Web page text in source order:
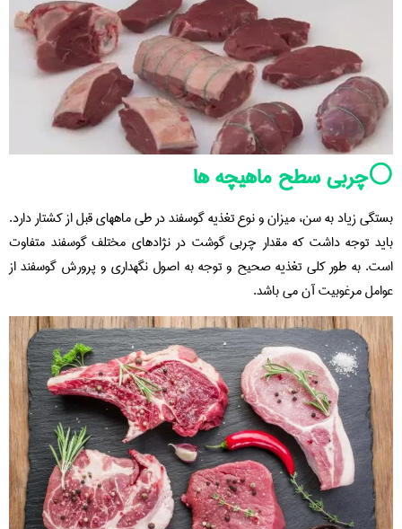
⚪️چربی سطح ماهیچه ها
بستگی زیاد به سن، میزان و نوع تغذیه گوسفند در طی ماههای قبل از کشتار دارد.
باید توجه داشت که مقدار چربی گوشت در نژادهای مختلف گوسفند متفاوت
است. به طور کلی تغذیه صحیح و توجه به اصول نگهداری و پرورش گوسفند از
عوامل مرغوبیت آن می باشد.